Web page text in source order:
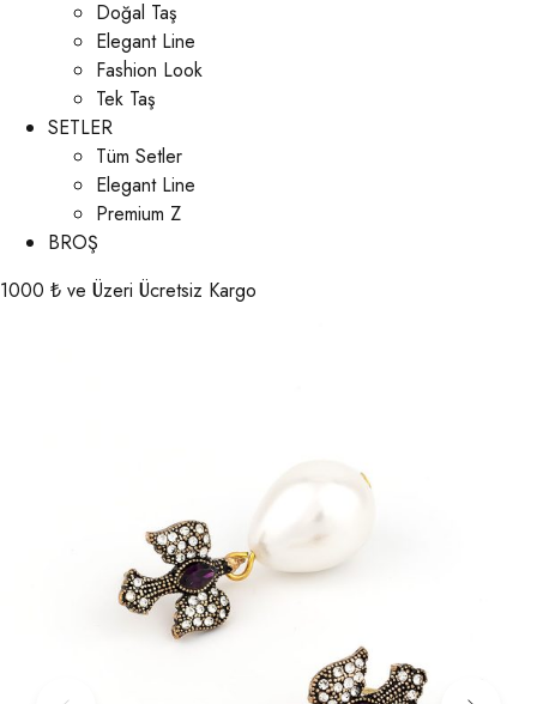
Doğal Taş
Elegant Line
Fashion Look
Tek Taş
SETLER
Tüm Setler
Elegant Line
Premium Z
BROŞ
1000 ₺ ve Üzeri Ücretsiz Kargo